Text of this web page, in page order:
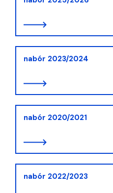
nabór 2023/2024
nabór 2020/2021
nabór 2022/2023